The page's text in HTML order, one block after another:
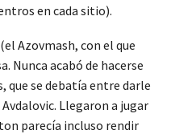
en cada sitio).
Azovmash, con el que
Nunca acabó de hacerse
que se debatía entre darle
Llegaron a jugar
parecía incluso rendir